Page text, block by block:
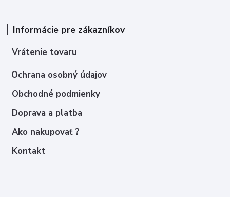
Informácie pre zákazníkov
Vrátenie tovaru
Ochrana osobný údajov
Obchodné podmienky
Doprava a platba
Ako nakupovať ?
Kontakt